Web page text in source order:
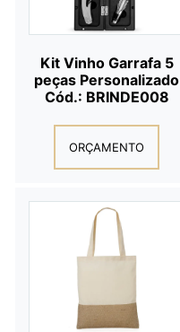
Kit Vinho Garrafa 5
peças Personalizado
Cód.: BRINDE008
ORÇAMENTO